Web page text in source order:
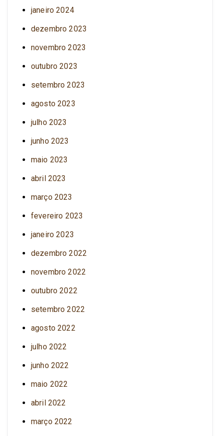
janeiro 2024
dezembro 2023
novembro 2023
outubro 2023
setembro 2023
agosto 2023
julho 2023
junho 2023
maio 2023
abril 2023
março 2023
fevereiro 2023
janeiro 2023
dezembro 2022
novembro 2022
outubro 2022
setembro 2022
agosto 2022
julho 2022
junho 2022
maio 2022
abril 2022
março 2022